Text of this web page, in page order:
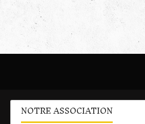
NOTRE ASSOCIATION